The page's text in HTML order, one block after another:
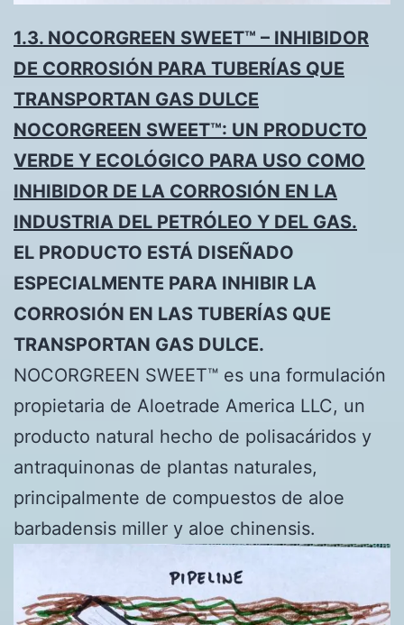
1.3. NOCORGREEN SWEET™ – INHIBIDOR
DE CORROSIÓN PARA TUBERÍAS QUE
TRANSPORTAN GAS DULCE
NOCORGREEN SWEET™: UN PRODUCTO
VERDE Y ECOLÓGICO PARA USO COMO
INHIBIDOR DE LA CORROSIÓN EN LA
INDUSTRIA DEL PETRÓLEO Y DEL GAS.
EL PRODUCTO ESTÁ DISEÑADO
ESPECIALMENTE PARA INHIBIR LA
CORROSIÓN EN LAS TUBERÍAS QUE
TRANSPORTAN GAS DULCE.
NOCORGREEN SWEET™ es una formulación
propietaria de Aloetrade America LLC, un
producto natural hecho de polisacáridos y
antraquinonas de plantas naturales,
principalmente de compuestos de aloe
barbadensis miller y aloe chinensis.